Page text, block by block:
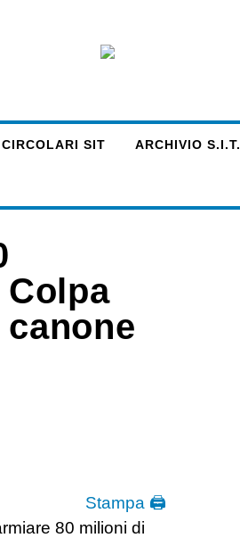
SIT ARCHIVIO S.I.T.
Stampa 🖨
80 milioni di